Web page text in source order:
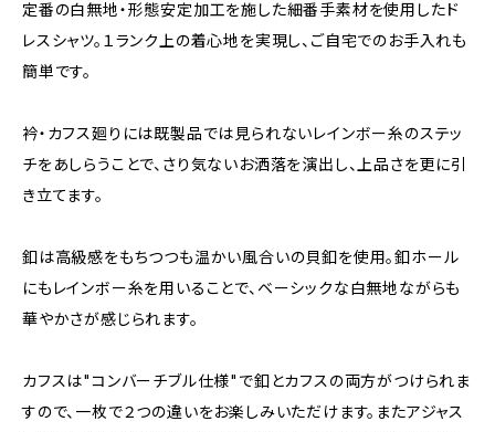
定番の白無地・形態安定加工を施した細番手素材を使用したド
レスシャツ。１ランク上の着心地を実現し、ご自宅でのお手入れも
簡単です。
衿・カフス廻りには既製品では見られないレインボー糸のステッ
チをあしらうことで、さり気ないお洒落を演出し、上品さを更に引
き立てます。
釦は高級感をもちつつも温かい風合いの貝釦を使用。釦ホール
にもレインボー糸を用いることで、ベーシックな白無地ながらも
華やかさが感じられます。
カフスは"コンバーチブル仕様"で釦とカフスの両方がつけられま
すので、一枚で２つの違いをお楽しみいただけます。またアジャス